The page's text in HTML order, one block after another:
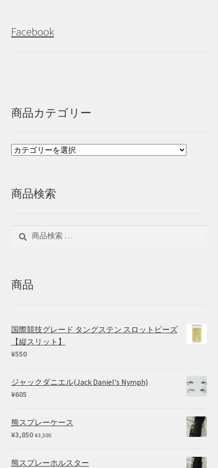
Facebook
商品カテゴリー
商品検索
商品
国際競技グレード タングステン スロットビーズ
【縦スリット】
¥550
ジャックダニエル(Jack Daniel's Nymph)
¥605
熊スプレーケース
¥3,850 ¥3,500
熊スプレーホルスター